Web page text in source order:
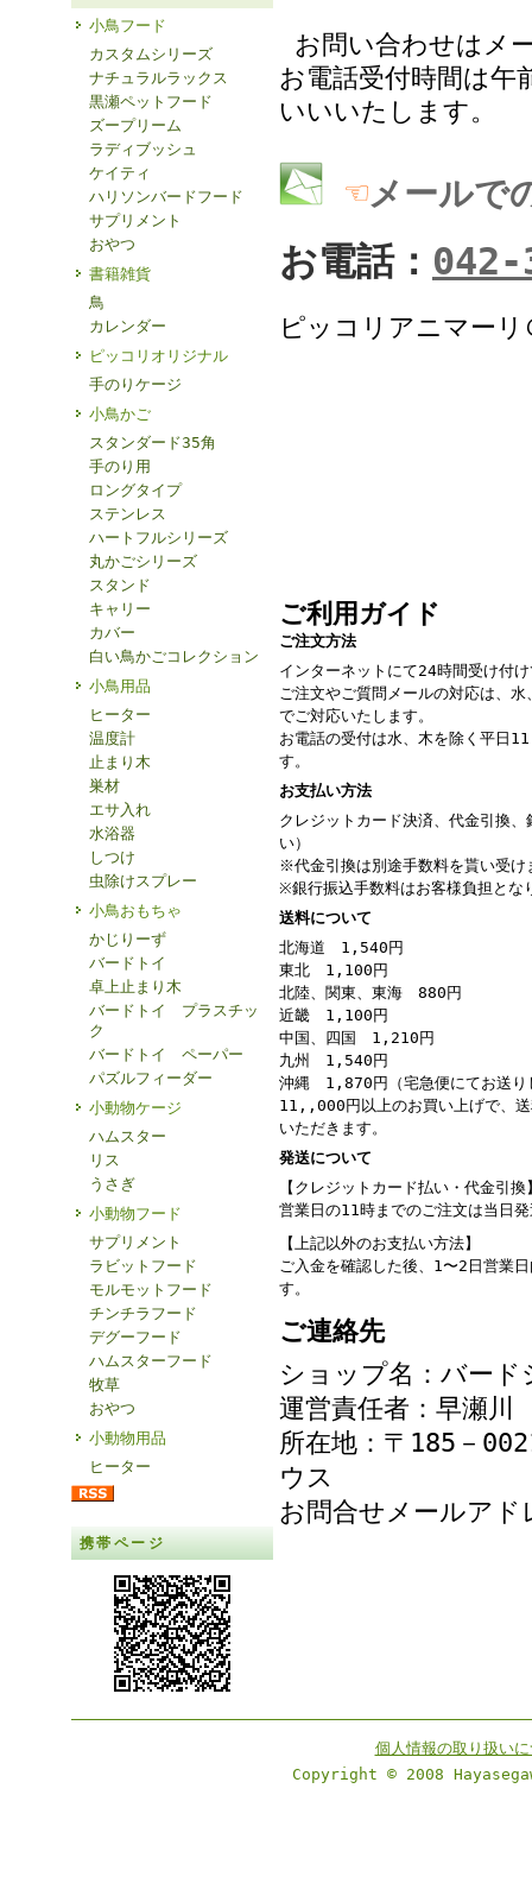
小鳥フード
カスタムシリーズ
ナチュラルラックス
黒瀬ペットフード
ズープリーム
ラディブッシュ
ケイティ
ハリソンバードフード
サプリメント
おやつ
書籍雑貨
鳥
カレンダー
ピッコリオリジナル
手のりケージ
小鳥かご
スタンダード35角
手のり用
ロングタイプ
ステンレス
ハートフルシリーズ
丸かごシリーズ
スタンド
キャリー
カバー
白い鳥かごコレクション
小鳥用品
ヒーター
温度計
止まり木
巣材
エサ入れ
水浴器
しつけ
虫除けスプレー
小鳥おもちゃ
かじりーず
バードトイ
卓上止まり木
バードトイ プラスチッ
ク
バードトイ ペーパー
パズルフィーダー
小動物ケージ
ハムスター
リス
うさぎ
小動物フード
サプリメント
ラビットフード
モルモットフード
チンチラフード
デグーフード
ハムスターフード
牧草
おやつ
小動物用品
ヒーター
携帯ページ
お問い合わせはメ
お電話受付時間は午
いいいたします。
☜メールで
お電話： 042-
ピッコリアニマーリ
ご利用ガイド
ご注文方法
インターネットにて24時間受け付
ご注文やご質問メールの対応は、水
でご対応いたします。
お電話の受付は水、木を除く平日
す。
お支払い方法
クレジットカード決済、代金引換、
い）
※代金引換は別途手数料を貰い受け
※銀行振込手数料はお客様負担とな
送料について
北海道 1,540円
東北 1,100円
北陸、関東、東海 880円
近畿 1,100円
中国、四国 1,210円
九州 1,540円
沖縄 1,870円（宅急便にてお送り
11,,000円以上のお買い上げで、送
いただきます。
発送について
【クレジットカード払い・代金引換
営業日の11時までのご注文は当日
【上記以外のお支払い方法】
ご入金を確認した後、1〜2日営業
す。
ご連絡先
ショップ名：バー
運営責任者：早瀬
所在地：〒185－
ウス
お問合せメールア
個人情報の取り扱い
Copyright © 2008